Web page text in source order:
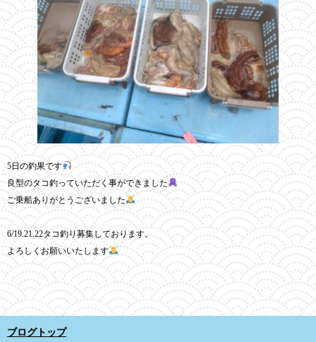
5日の釣果です
良型のタコ釣っていただく事ができました
ご乗船ありがとうございました
6/19.21.22タコ釣り募集しております。
よろしくお願いいたします
ブログトップ